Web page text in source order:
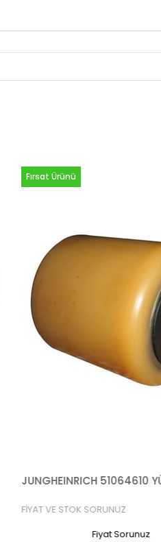
JUNGHEINRICH 51064610
FİYAT VE STOK SORUNUZ
Fırsat Ürünü
Fiyat Sorunuz